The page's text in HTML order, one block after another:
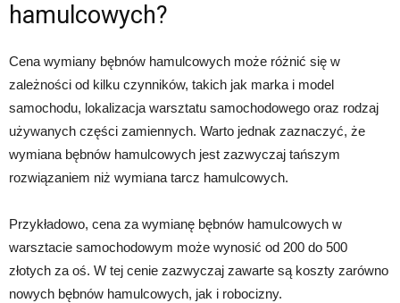
hamulcowych?
Cena wymiany bębnów hamulcowych może różnić się w
zależności od kilku czynników, takich jak marka i model
samochodu, lokalizacja warsztatu samochodowego oraz rodzaj
używanych części zamiennych. Warto jednak zaznaczyć, że
wymiana bębnów hamulcowych jest zazwyczaj tańszym
rozwiązaniem niż wymiana tarcz hamulcowych.
Przykładowo, cena za wymianę bębnów hamulcowych w
warsztacie samochodowym może wynosić od 200 do 500
złotych za oś. W tej cenie zazwyczaj zawarte są koszty zarówno
nowych bębnów hamulcowych, jak i robocizny.